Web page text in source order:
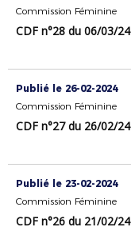
Commission Féminine
CDF n°28 du 06/03/24
Publié le 26-02-2024
Commission Féminine
CDF n°27 du 26/02/24
Publié le 23-02-2024
Commission Féminine
CDF n°26 du 21/02/24